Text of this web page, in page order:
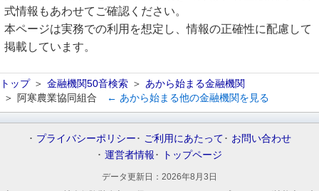
式情報もあわせてご確認ください。
本ページは実務での利用を想定し、情報の正確性に配慮して
掲載しています。
トップ 金融機関50音検索
あから始まる金融機関
阿寒農業協同組合
← あから始まる他の金融機関を見る
プライバシーポリシー ご利用にあたって
お問い合わせ
運営者情報
トップページ
データ更新日： 2026年8月3日